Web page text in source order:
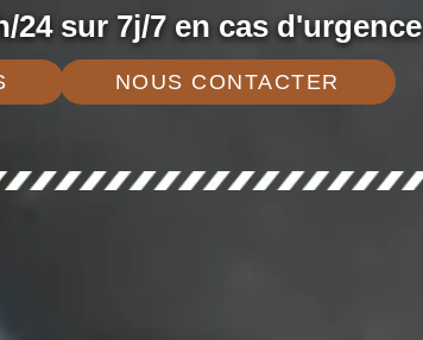
24 sur 7j/7 en cas d'urgence
NOUS CONTACTER